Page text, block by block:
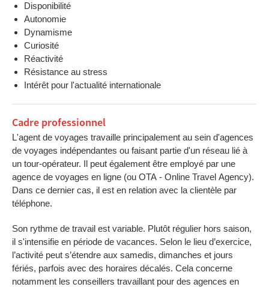
Disponibilité
Autonomie
Dynamisme
Curiosité
Réactivité
Résistance au stress
Intérêt pour l'actualité internationale
Cadre professionnel
L'agent de voyages travaille principalement au sein d'agences
de voyages indépendantes ou faisant partie d'un réseau lié à
un tour-opérateur. Il peut également être employé par une
agence de voyages en ligne (ou OTA - Online Travel Agency).
Dans ce dernier cas, il est en relation avec la clientèle par
téléphone.
Son rythme de travail est variable. Plutôt régulier hors saison,
il s'intensifie en période de vacances. Selon le lieu d’exercice,
l’activité peut s’étendre aux samedis, dimanches et jours
fériés, parfois avec des horaires décalés. Cela concerne
notamment les conseillers travaillant pour des agences en